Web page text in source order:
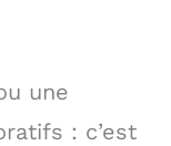
une
: c’est